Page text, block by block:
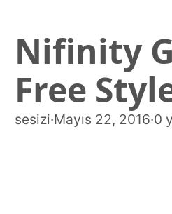
Nifinity
Free
sesizi·Mayıs 22, 2016·0